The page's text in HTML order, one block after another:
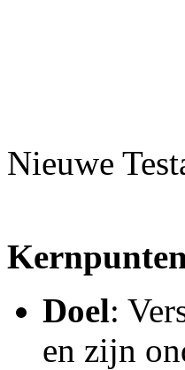
Nieuwe
Doel:
en zijn